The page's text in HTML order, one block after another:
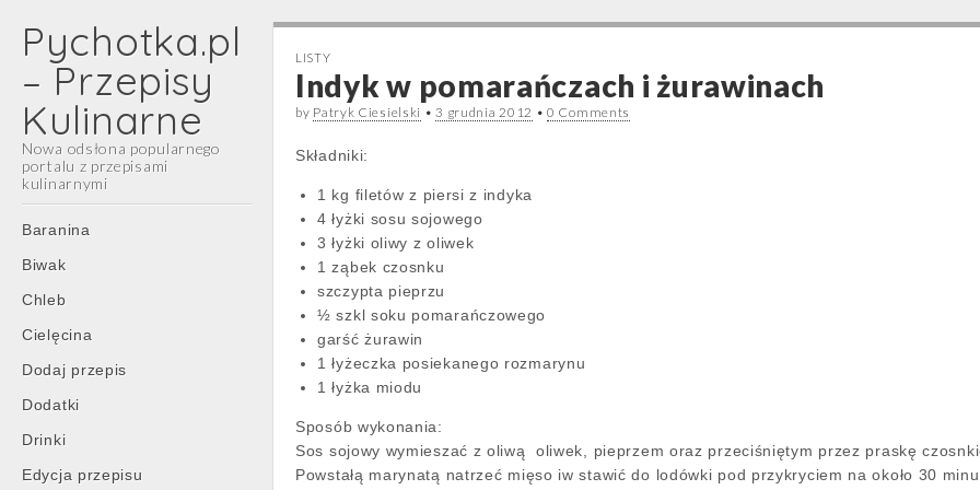
Pychotka.pl
– Przepisy
Kulinarne
Nowa odsłona popularnego
portalu z przepisami
kulinarnymi
Main
menu
Skip
content
Baranina
Biwak
Chleb
Cielęcina
Dodaj przepis
Dodatki
Drinki
Edycja przepisu
LISTY
Indyk w pomarańczach i żurawinach
by Patryk Ciesielski •3 grudnia 2012 •0 Comments
Składniki:
1 kg filetów z piersi z indyka
4 łyżki sosu sojowego
3 łyżki oliwy z oliwek
1 ząbek czosnku
szczypta pieprzu
½ szkl soku pomarańczowego
garść żurawin
1 łyżeczka posiekanego rozmarynu
1 łyżka miodu
Sposób wykonania:
Sos sojowy wymieszać z oliwą oliwek, pieprzem oraz przeciśniętym przez praskę
Powstałą marynatą natrzeć mięso iw stawić do lodówki pod przykryciem na około 30